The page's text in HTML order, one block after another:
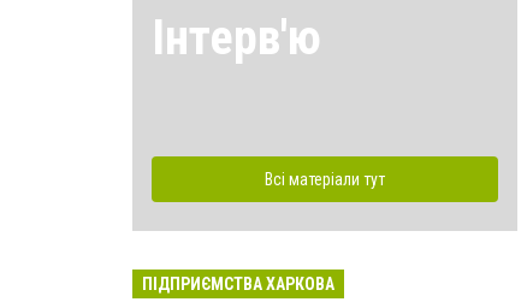
Інтерв'ю
Всі матеріали тут
ПІДПРИЄМСТВА ХАРКОВА